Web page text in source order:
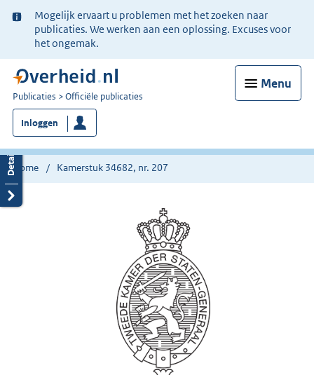
Ter
informatie:
Mogelijk ervaart u problemen met het zoeken naar
publicaties. We werken aan een oplossing. Excuses voor
het ongemak.
Menu
U
bent
nu
hier:
Publicaties Officiële publicaties
Inloggen
Home Kamerstuk 34682, nr. 207